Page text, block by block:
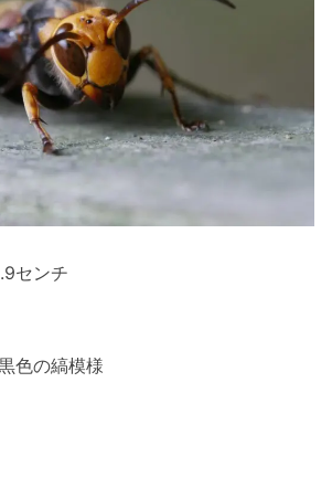
センチ
色の縞模様